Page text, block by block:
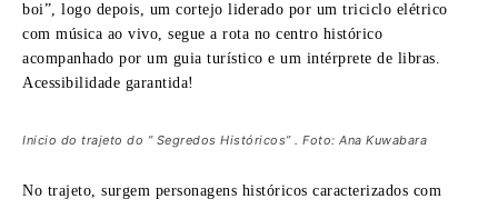
boi”, logo depois, um cortejo liderado por um triciclo elétrico
com música ao vivo, segue a rota no centro histórico
acompanhado por um guia turístico e um intérprete de libras.
Acessibilidade garantida!
Inicio do trajeto do ” Segredos Históricos” . Foto: Ana Kuwabara
No trajeto, surgem personagens históricos caracterizados com